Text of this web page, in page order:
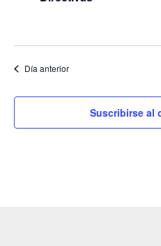
Día anterior
Suscribirse al